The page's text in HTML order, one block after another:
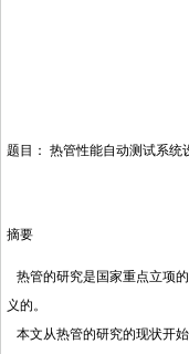
题目： 热管性能自动测试系统
摘要
热管的研究是国家重点立项
义的。
本文从热管的研究的现状开